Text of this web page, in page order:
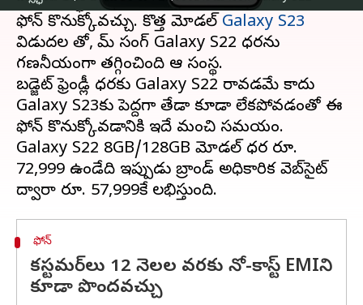
ఫోన్ కొనుక్కోవచ్చు. కొత్త మోడల్ Galaxy S23
విడుదల తో, సామ్ సంగ్ Galaxy S22 ధరను
గణనీయంగా తగ్గించింది ఆ సంస్థ.
బడ్జెట్ ఫ్రెండ్లీ ధరకు Galaxy S22 రావడమే కాదు
Galaxy S23కు పెద్దగా తేడా కూడా లేకపోవడంతో ఈ
ఫోన్ కొనుక్కోవడానికి ఇదే మంచి సమయం.
Galaxy S22 8GB/128GB మోడల్ ధర రూ.
72,999 ఉండేది ఇప్పుడు బ్రాండ్ అధికారిక వెబ్‌సైట్
ఫోన్
కస్టమర్‌లు 12 నెలల వరకు నో-కాస్ట్ EMIని
కూడా పొందవచ్చు